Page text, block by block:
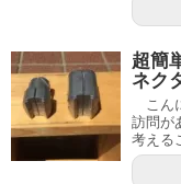
超簡
ネク
こん
訪問が
考える